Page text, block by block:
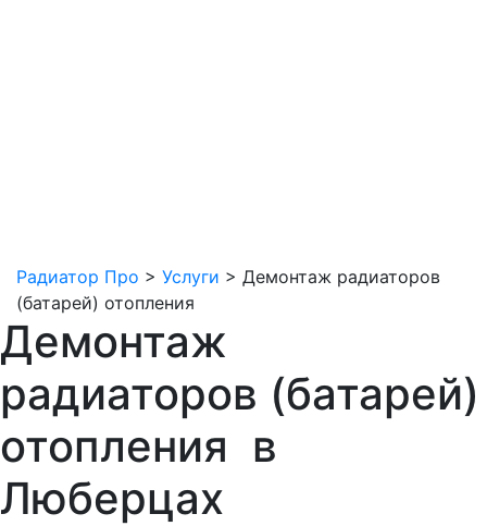
Радиатор Про > Услуги > Демонтаж радиаторов
(батарей) отопления
Демонтаж
радиаторов (батарей)
отопления в
Люберцах